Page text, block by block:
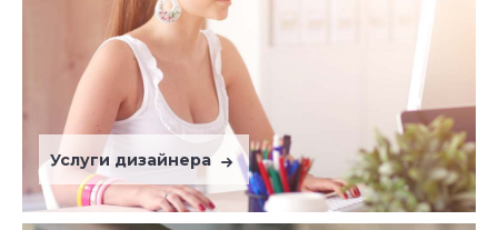
Услуги дизайнера